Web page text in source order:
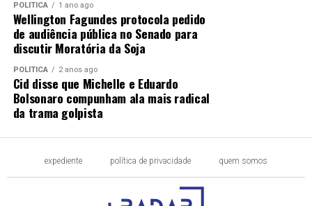
POLÍTICA 1 ano ago
Wellington Fagundes protocola pedido
de audiência pública no Senado para
discutir Moratória da Soja
POLÍTICA 2 anos ago
Cid disse que Michelle e Eduardo
Bolsonaro compunham ala mais radical
da trama golpista
expediente política de privacidade quem somos